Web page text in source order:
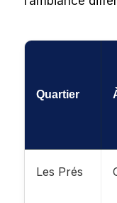
Quartier
Les Prés